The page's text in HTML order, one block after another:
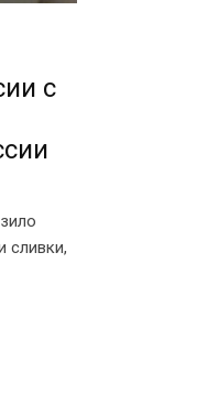
с
сливки,